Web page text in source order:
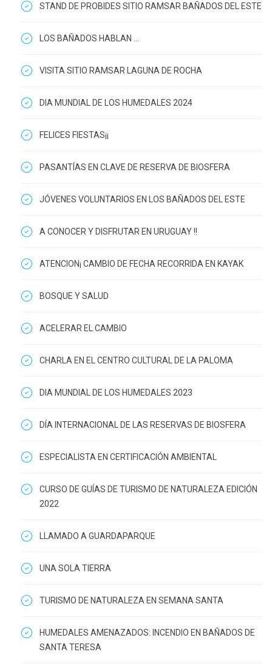
STAND DE PROBIDES SITIO RAMSAR BAÑADOS DEL ESTE
LOS BAÑADOS HABLAN ...
VISITA SITIO RAMSAR LAGUNA DE ROCHA
DIA MUNDIAL DE LOS HUMEDALES 2024
FELICES FIESTAS¡¡
PASANTÍAS EN CLAVE DE RESERVA DE BIOSFERA
JÓVENES VOLUNTARIOS EN LOS BAÑADOS DEL ESTE
A CONOCER Y DISFRUTAR EN URUGUAY !!
ATENCION¡ CAMBIO DE FECHA RECORRIDA EN KAYAK
BOSQUE Y SALUD
ACELERAR EL CAMBIO
CHARLA EN EL CENTRO CULTURAL DE LA PALOMA
DIA MUNDIAL DE LOS HUMEDALES 2023
DÍA INTERNACIONAL DE LAS RESERVAS DE BIOSFERA
ESPECIALISTA EN CERTIFICACIÓN AMBIENTAL
CURSO DE GUÍAS DE TURISMO DE NATURALEZA EDICIÓN
2022
LLAMADO A GUARDAPARQUE
UNA SOLA TIERRA
TURISMO DE NATURALEZA EN SEMANA SANTA
HUMEDALES AMENAZADOS: INCENDIO EN BAÑADOS DE
SANTA TERESA